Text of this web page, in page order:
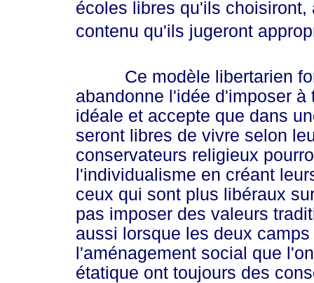
écoles libres qu'ils
contenu qu'ils jugeront
Ce modèle libertarien
abandonne l'idée d'imposer
idéale et accepte que dans
seront libres de vivre selon
conservateurs religieux
l'individualisme en créant
ceux qui sont plus libéraux
pas imposer des valeurs
aussi lorsque les deux
l'aménagement social que
étatique ont toujours des